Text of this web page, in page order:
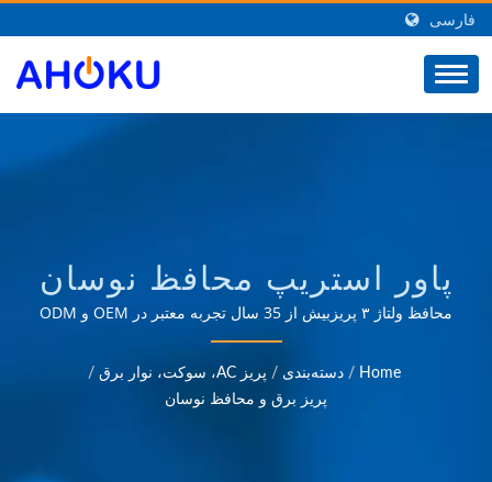
فارسی
پاور استریپ محافظ نوسان
۳ خروجی UL1449 با ۱۵
آمپر، ۱۲۵ ولت AC، ۱۸۷۵
وات، کابل افزایش
محافظ ولتاژ ۳ پریزبیش از 35 سال تجربه معتبر در OEM و ODM
در ارائه محصولاتی که نیازهای کاربردهای مدیریت انرژی را در
زمینه‌های مختلفی مانند صنعتی، ارتباطات، خودروسازی و بازارهای
مصرفی برآورده می‌کند.
Home
/ دسته‌بندی / پریز AC، سوکت، نوار برق
/
پریز برق و محافظ نوسان